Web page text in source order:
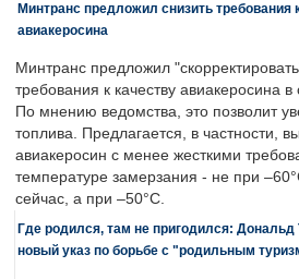
Минтранс предложил снизить требования
авиакеросина
Минтранс предложил
требования к качеству авиакеросина
По мнению ведомства, это позволит
топлива. Предлагается, в частности,
авиакеросин с менее жесткими
температуре замерзания - не при
сейчас, а при –50°C.
Где родился, там не пригодился:
новый указ по борьбе с "родильным